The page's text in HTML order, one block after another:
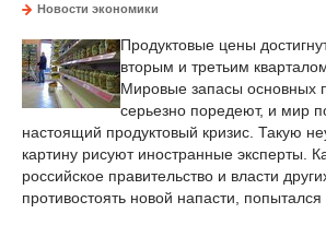
Новости экономики
Продуктовые цены
вторым и третьим
Мировые запасы основных
серьезно поредеют, и мир
настоящий продуктовый кризис. Такую
картину рисуют иностранные эксперты.
российское правительство и власти
противостоять новой напасти,